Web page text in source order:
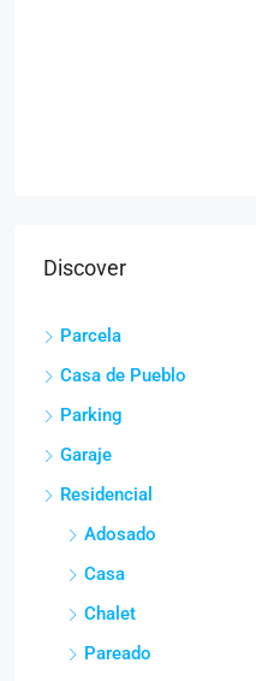
Discover
Parcela
Casa de Pueblo
Parking
Garaje
Residencial
Adosado
Casa
Chalet
Pareado